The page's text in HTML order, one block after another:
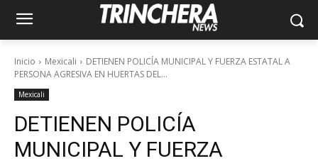
Inicio Mexicali
DETIENEN POLICÍA MUNICIPAL Y FUERZA ESTATAL A
PERSONA AGRESIVA EN HUERTAS DEL...
Mexicali
DETIENEN POLICÍA
MUNICIPAL Y FUERZA